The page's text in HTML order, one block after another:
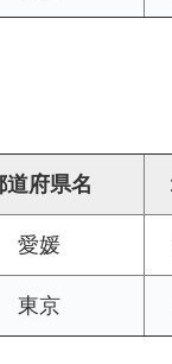
道府県名
愛媛
東京